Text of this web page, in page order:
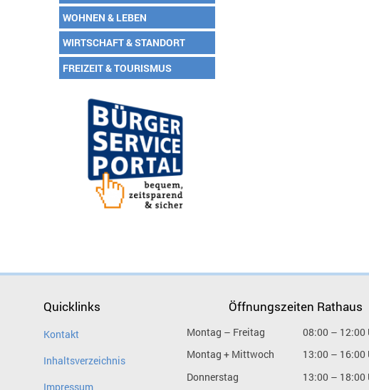
WOHNEN & LEBEN
WIRTSCHAFT & STANDORT
FREIZEIT & TOURISMUS
Quicklinks
Kontakt
Inhaltsverzeichnis
Impressum
Öffnungszeiten Rathaus
Montag – Freitag
08:00 – 12:00
Montag + Mittwoch
13:00 – 16:00
Donnerstag
13:00 – 18:00